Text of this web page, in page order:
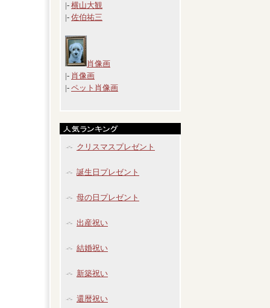
|- 横山大観
|- 佐伯祐三
肖像画
|- 肖像画
|- ペット肖像画
クリスマスプレゼント
誕生日プレゼント
母の日プレゼント
出産祝い
結婚祝い
新築祝い
還暦祝い